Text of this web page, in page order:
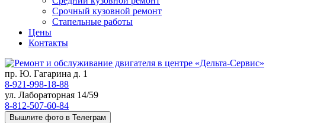
Срочный кузовной ремонт
Стапельные работы
Цены
Контакты
пр. Ю. Гагарина д. 1
8-921-998-18-88
ул. Лабораторная 14/59
8-812-507-60-84
Вышлите фото в Телеграм